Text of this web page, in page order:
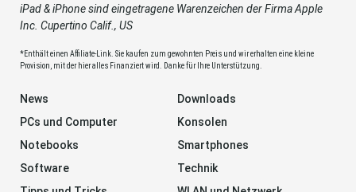
iPad & iPhone sind eingetragene Warenzeichen der Firma Apple
Inc. Cupertino Calif., US
*Enthält einen Affiliate-Link. Sie kaufen zum gewohnten Preis und wir erhalten eine kleine
Provision, mit der hier alles Finanziert wird. Danke für Ihre Unterstützung.
News
Downloads
PCs und Computer
Konsolen
Notebooks
Smartphones
Software
Technik